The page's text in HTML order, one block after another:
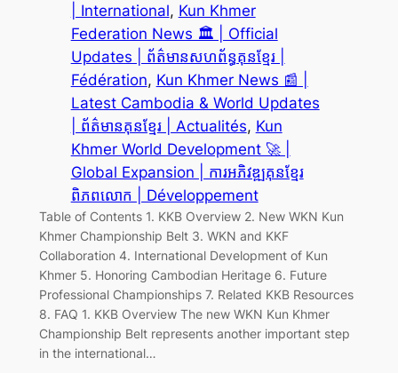
| International, Kun Khmer
Federation News 🏛️ | Official
Updates | ព័ត៌មានសហព័ន្ធគុនខ្មែរ |
Fédération, Kun Khmer News 📰 |
Latest Cambodia & World Updates
| ព័ត៌មានគុនខ្មែរ | Actualités, Kun
Khmer World Development 🚀 |
Global Expansion | ការអភិវឌ្ឍគុនខ្មែរ
ពិភពលោក | Développement
Table of Contents 1. KKB Overview 2. New WKN Kun
Khmer Championship Belt 3. WKN and KKF
Collaboration 4. International Development of Kun
Khmer 5. Honoring Cambodian Heritage 6. Future
Professional Championships 7. Related KKB Resources
8. FAQ 1. KKB Overview The new WKN Kun Khmer
Championship Belt represents another important step
in the international…